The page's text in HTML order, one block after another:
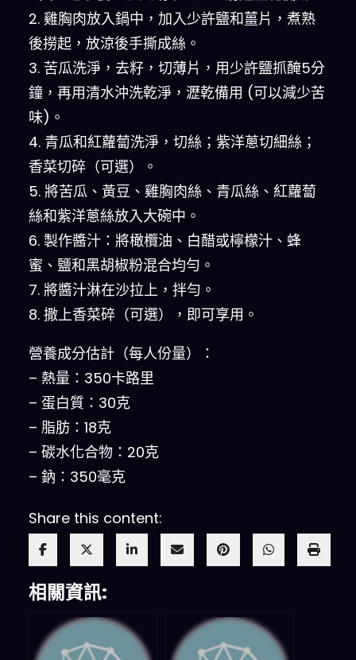
2. 雞胸肉放入鍋中，加入少許鹽和薑片，煮熟
後撈起，放涼後手撕成絲。
3. 苦瓜洗淨，去籽，切薄片，用少許鹽抓醃5分
鐘，再用清水沖洗乾淨，瀝乾備用 (可以減少苦
味)。
4. 青瓜和紅蘿蔔洗淨，切絲；紫洋蔥切細絲；
香菜切碎（可選）。
5. 將苦瓜、黃豆、雞胸肉絲、青瓜絲、紅蘿蔔
絲和紫洋蔥絲放入大碗中。
6. 製作醬汁：將橄欖油、白醋或檸檬汁、蜂
蜜、鹽和黑胡椒粉混合均勻。
7. 將醬汁淋在沙拉上，拌勻。
8. 撒上香菜碎（可選），即可享用。
營養成分估計（每人份量）：
– 熱量：350卡路里
– 蛋白質：30克
– 脂肪：18克
– 碳水化合物：20克
– 鈉：350毫克
Share this content:
相關資訊: